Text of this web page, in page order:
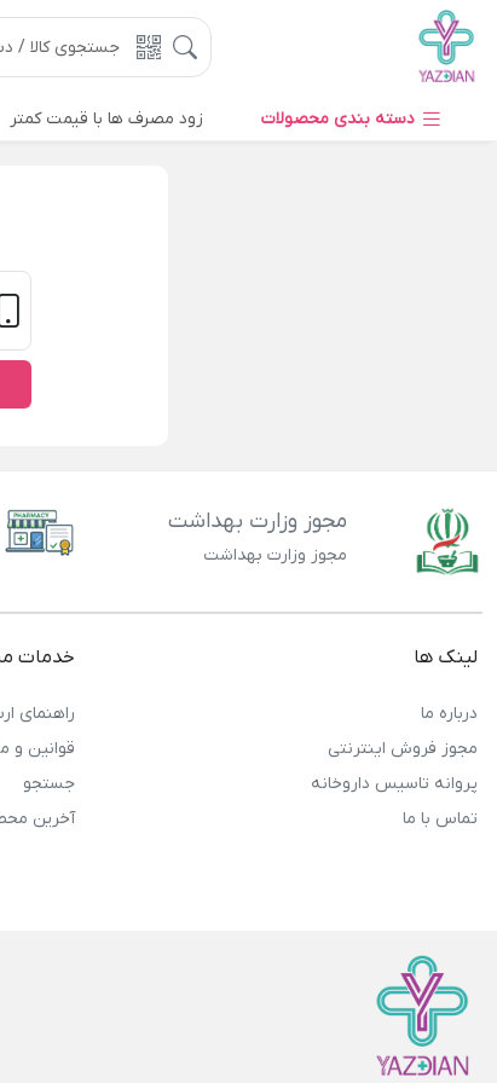
دسته بندی محصولات زود مصرف ها با قیمت کمتر
مجوز وزارت بهداشت
مجوز وزارت بهداشت
لینک ها
درباره ما
مجوز فروش اینترنتی
پروانه تاسیس داروخانه
تماس با ما
خدمات
راهنمای
قوانین و
جستجو
آخرین